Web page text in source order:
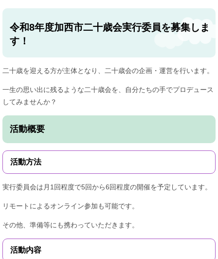
令和8年度加西市二十歳会実行委員を募集しま
す！
二十歳を迎える方が主体となり、二十歳会の企画・運営を行います。
一生の思い出に残るような二十歳会を、自分たちの手でプロデュース
してみませんか？
活動概要
活動方法
実行委員会は月1回程度で5回から6回程度の開催を予定しています。
リモートによるオンライン参加も可能です。
その他、準備等にも携わっていただきます。
活動内容